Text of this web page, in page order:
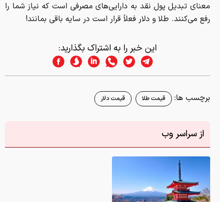
معنای تبدیل پول نقد به دارایی‌های مصرفی است که نیاز شما را
رفع می‌کنند. طلا و دلار فعلاً قرار است در سایه باقی بمانند!
این خبر را به اشتراک بگذارید:
برچسب ها: قیمت طلا قیمت دلار
از سراسر وب